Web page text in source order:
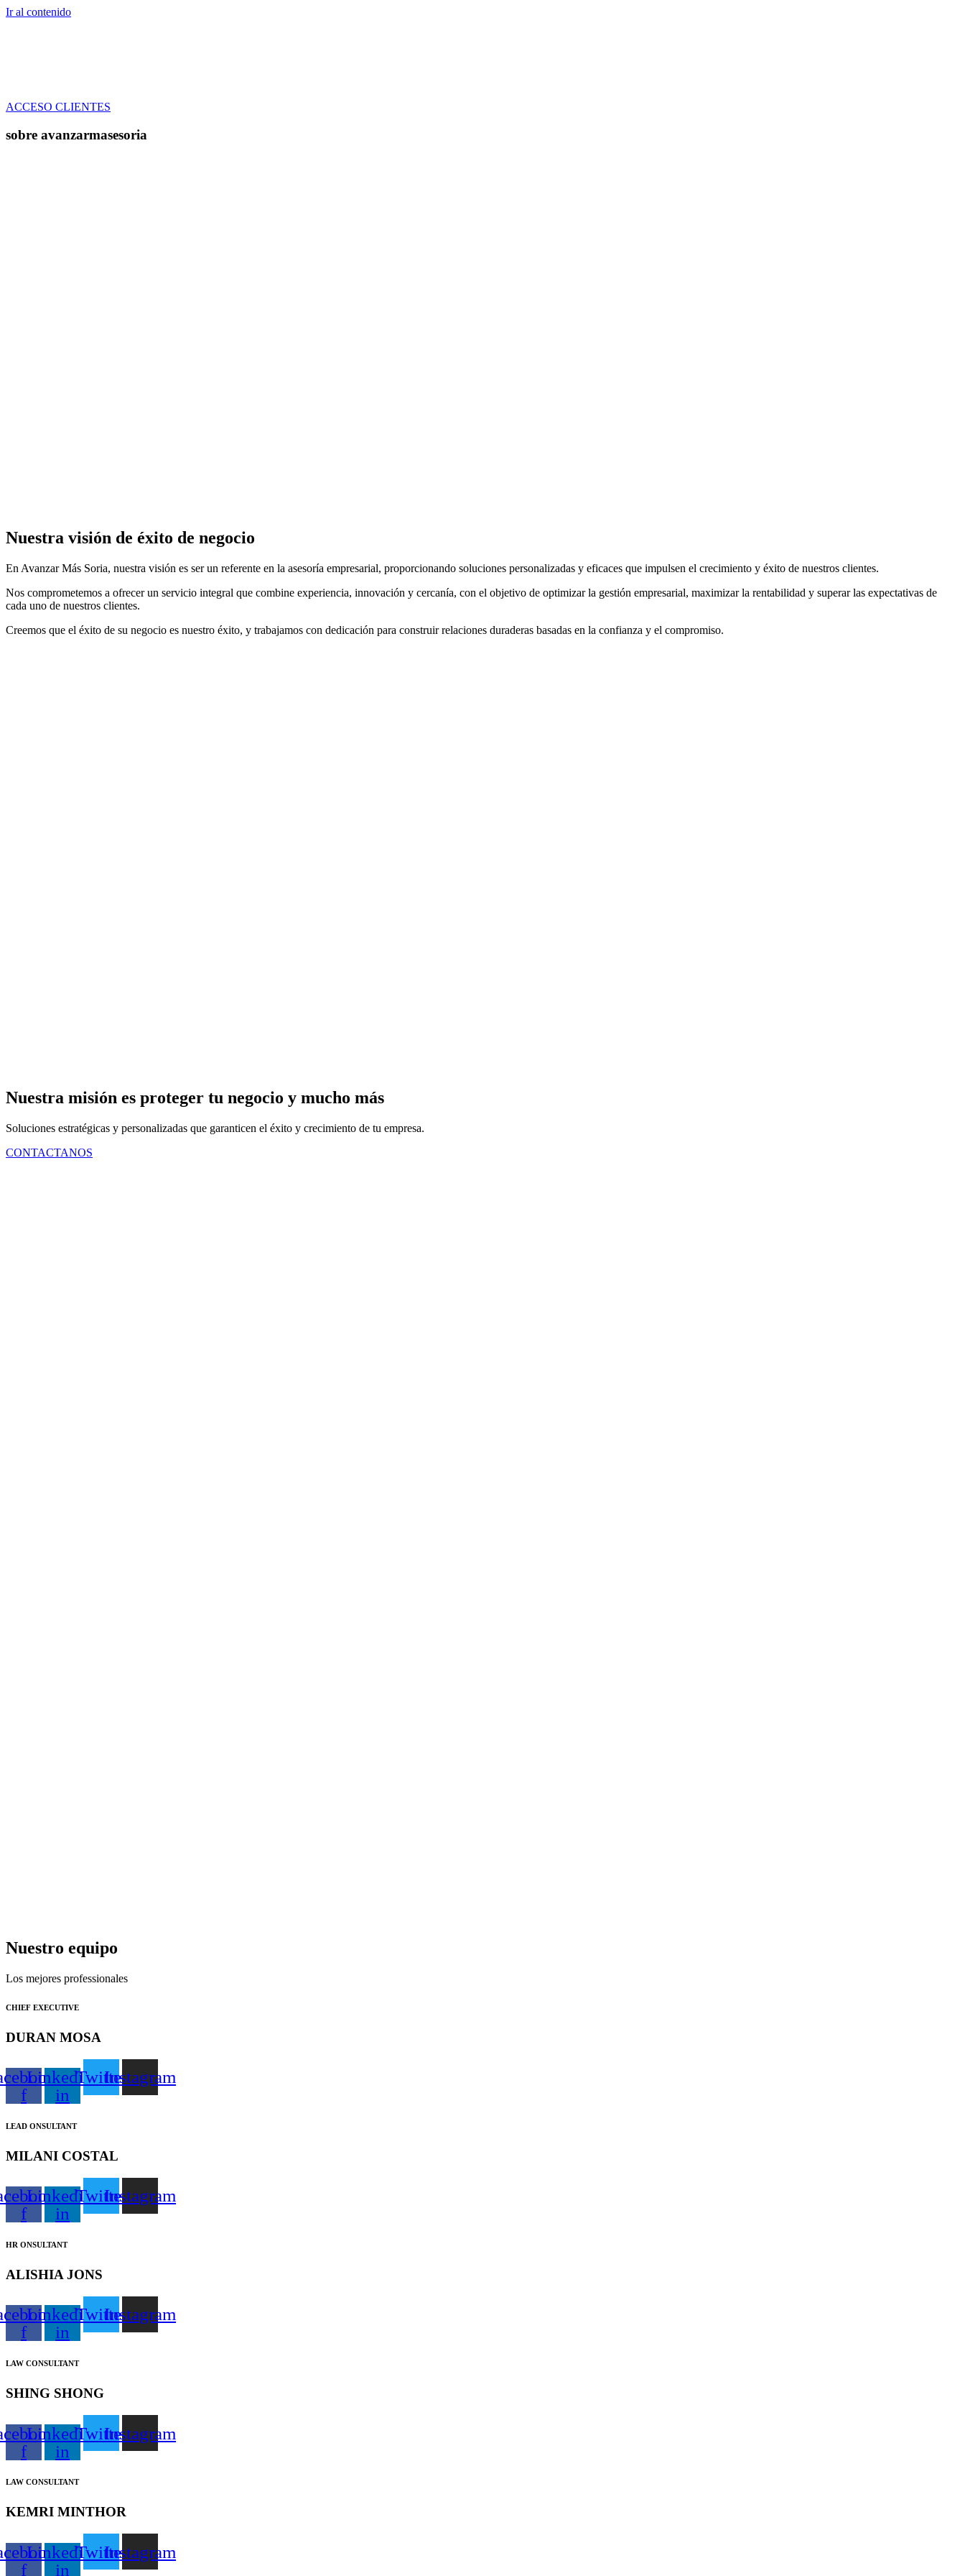
Ir al contenido
ACCESO CLIENTES
sobre avanzarmasesoria
Nuestra visión de éxito de negocio
En Avanzar Más Soria, nuestra visión es ser un referente en la asesoría empresarial, proporcionando soluciones personalizadas y eficaces que impulsen el crecimiento y éxito de nuestros clientes.
Nos comprometemos a ofrecer un servicio integral que combine experiencia, innovación y cercanía, con el objetivo de optimizar la gestión empresarial, maximizar la rentabilidad y superar las expectativas de
cada uno de nuestros clientes.
Creemos que el éxito de su negocio es nuestro éxito, y trabajamos con dedicación para construir relaciones duraderas basadas en la confianza y el compromiso.
Nuestra misión es proteger tu negocio y mucho más
Soluciones estratégicas y personalizadas que garanticen el éxito y crecimiento de tu empresa.
CONTACTANOS
Nuestro equipo
Los mejores professionales
CHIEF EXECUTIVE
DURAN MOSA
f
Linkedin-
in
TwitterInstagram
LEAD ONSULTANT
MILANI COSTAL
f
Linkedin-
in
TwitterInstagram
HR ONSULTANT
ALISHIA JONS
f
Linkedin-
in
TwitterInstagram
LAW CONSULTANT
SHING SHONG
f
Linkedin-
in
TwitterInstagram
LAW CONSULTANT
KEMRI MINTHOR
f
Linkedin-
in
TwitterInstagram